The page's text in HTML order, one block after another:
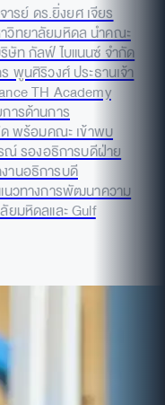
รย์ ดร.ยิ่งยศ เจียร
วิทยาลัยมหิดล นำคณะ
ท กัลฟ์ ไบแนนซ์ จำกัด
พูนศิริวงศ์ ประธานเจ้า
TH Academy
ารด้านการ
พร้อมคณะ เข้าพบ
ณ์ รองอธิการบดีฝ่าย
านอธิการบดี
นวทางการพัฒนาความ
ยมหิดลและ Gulf